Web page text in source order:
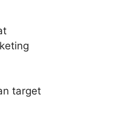
target